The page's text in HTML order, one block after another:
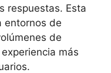
respuestas. Esta
entornos de
de
más